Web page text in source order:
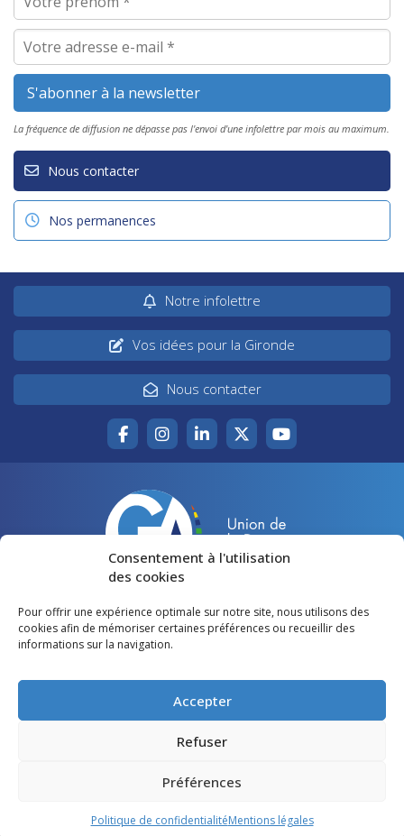
Consentement à l'utilisation
des cookies
Pour offrir une expérience optimale sur notre site, nous utilisons des
cookies afin de mémoriser certaines préférences ou recueillir des
informations sur la navigation.
Accepter
Refuser
Préférences
Politique de confidentialitéMentions légales
La fréquence de diffusion ne dépasse pas l'envoi d'une infolettre par mois au maximum.
Nous contacter
Nos permanences
Notre infolettre
Vos idées pour la Gironde
Nous contacter
Accueil
Votre canton
Lire et voir
Agir pour la Gironde
Restons en contact
©Gironde Avenir- Tous droits réservés
Mentions légales